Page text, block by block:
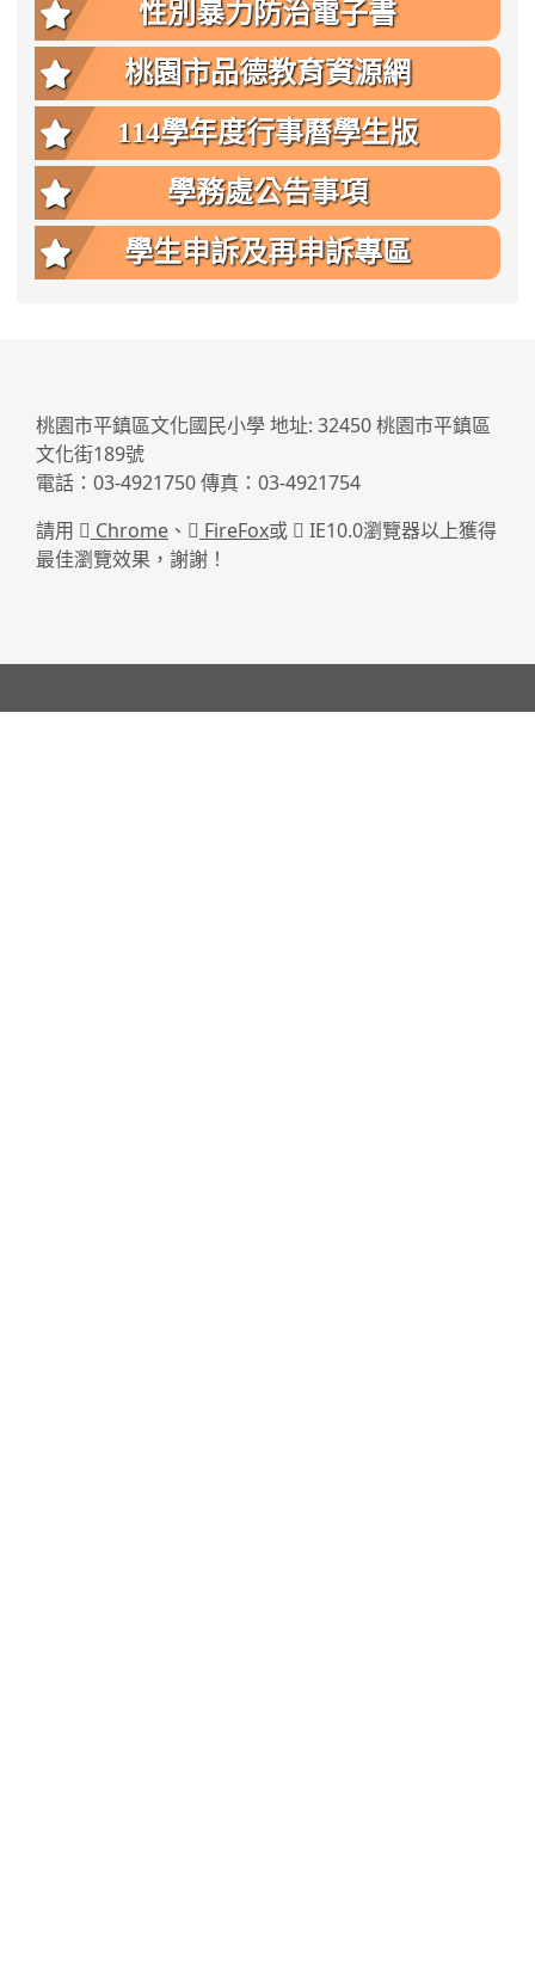
性別暴力防治電子書
桃園市品德教育資源網
114學年度行事曆學生版
學務處公告事項
學生申訴及再申訴專區
桃園市平鎮區文化國民小學 地址: 32450 桃園市平鎮區
文化街189號
電話：03-4921750 傳真：03-4921754
請用
Chrome 、 FireFox或
IE10.0瀏覽器以上獲得
最佳瀏覽效果，謝謝！